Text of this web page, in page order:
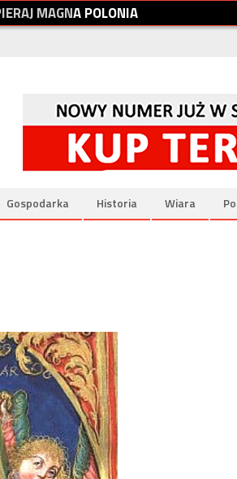
IERAJMAGNAPOLONIA
Gospodarka Historia Wiara